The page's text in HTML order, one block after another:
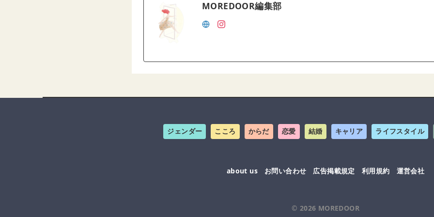
MOREDOOR編集部
ジェンダー こころ からだ 恋愛 結婚 キャリア ライフスタイル
about us お問い合わせ 広告掲載規定 利用規約 運営会社
© 2026 MOREDOOR